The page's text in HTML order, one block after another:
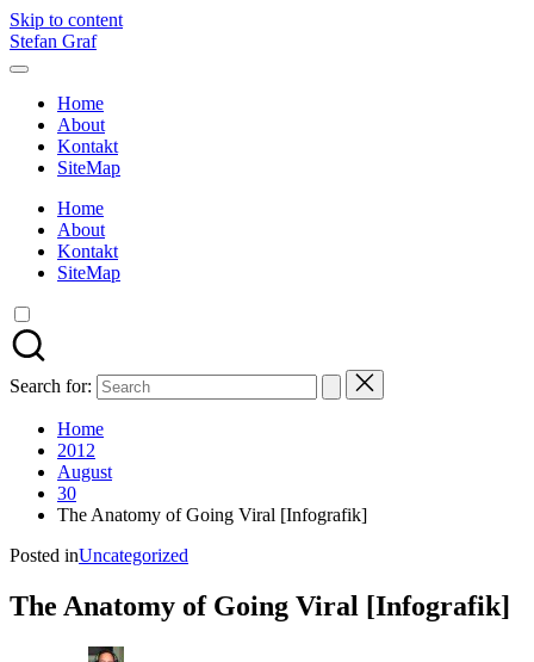
Skip to content
Stefan Graf
Home
About
Kontakt
SiteMap
Home
About
Kontakt
SiteMap
Search for:
Home
2012
August
30
The Anatomy of Going Viral [Infografik]
Posted inUncategorized
The Anatomy of Going Viral [Infografik]